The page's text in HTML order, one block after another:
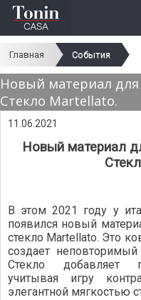
Главная События
Новый материал
Стекло Martellato.
11.06.2021
Новый материал
В этом 2021 году у
появился новый
стекло Martellato. Это
создает
Стекло добавляет
учитывая игру
элегантной мягкостью